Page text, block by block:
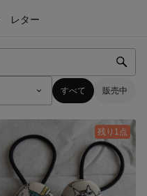
レター
すべて 販売中
残り1点